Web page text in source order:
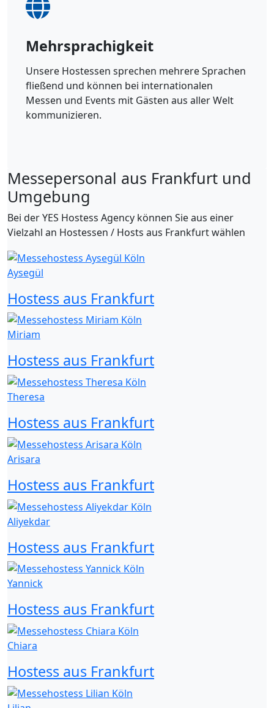
Mehrsprachigkeit
Unsere Hostessen sprechen mehrere Sprachen
fließend und können bei internationalen
Messen und Events mit Gästen aus aller Welt
kommunizieren.
Messepersonal aus Frankfurt und
Umgebung
Bei der YES Hostess Agency können Sie aus einer
Vielzahl an Hostessen / Hosts aus Frankfurt wählen
Aysegül
Hostess aus Frankfurt
Miriam
Hostess aus Frankfurt
Theresa
Hostess aus Frankfurt
Arisara
Hostess aus Frankfurt
Aliyekdar
Hostess aus Frankfurt
Yannick
Hostess aus Frankfurt
Chiara
Hostess aus Frankfurt